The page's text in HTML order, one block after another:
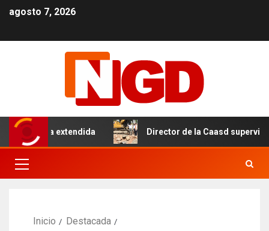
agosto 7, 2026
tanda extendida Director de la Caasd supervisa
Inicio
Destacada